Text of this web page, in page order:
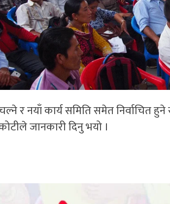
र नयाँ कार्य समिति समेत
जानकारी दिनु भयो ।